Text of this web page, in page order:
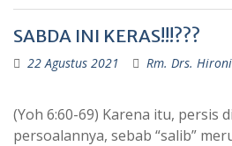
SABDA INI KERAS!!!???
22 Agustus 2021 Rm. Drs.
(Yoh 6:60-69) Karena itu, persis
persoalannya, sebab “salib”